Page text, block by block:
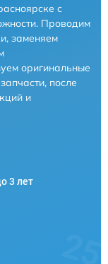
с
Проводим
заменяем
оригинальные
после
и
3 лет